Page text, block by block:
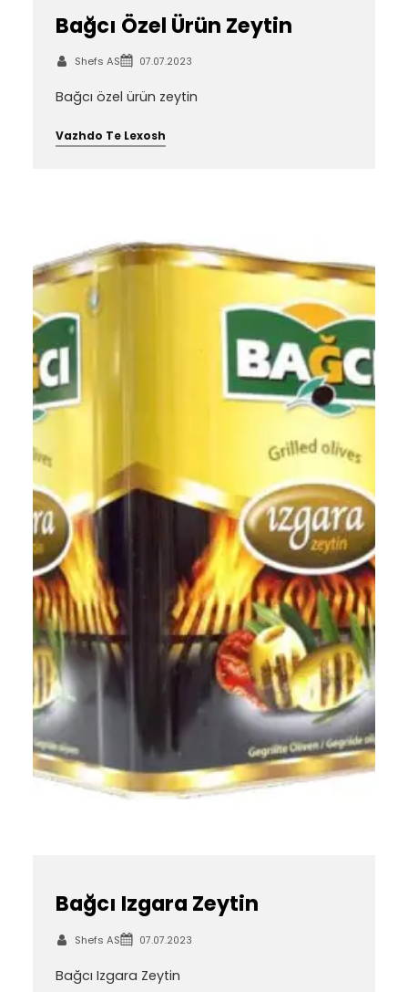
Bağcı Özel Ürün Zeytin
Shefs AS 07.07.2023
Bağcı özel ürün zeytin
Vazhdo Te Lexosh
Bağcı Izgara Zeytin
Shefs AS 07.07.2023
Bağcı Izgara Zeytin